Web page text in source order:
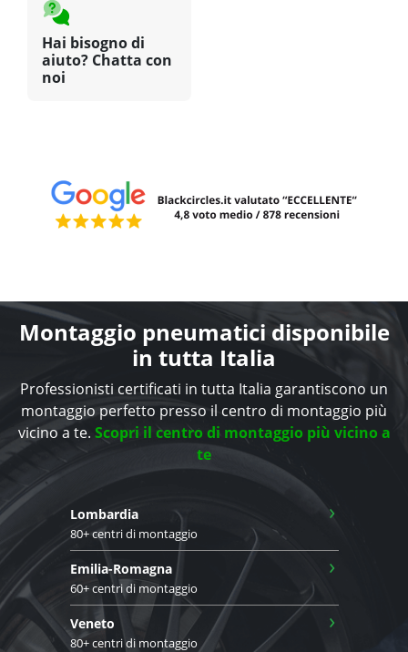
Hai bisogno di
aiuto? Chatta con
noi
Montaggio pneumatici disponibile
in tutta Italia
Professionisti certificati in tutta Italia garantiscono un
montaggio perfetto presso il centro di montaggio più
vicino a te. Scopri il centro di montaggio più vicino a
te
Lombardia
80+ centri di montaggio
›
Emilia-Romagna
60+ centri di montaggio
›
Veneto
80+ centri di montaggio
›